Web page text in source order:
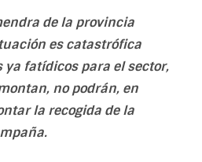
de la provincia
es catastrófica
ya fatídicos para el sector,
no podrán, en
la recogida de la